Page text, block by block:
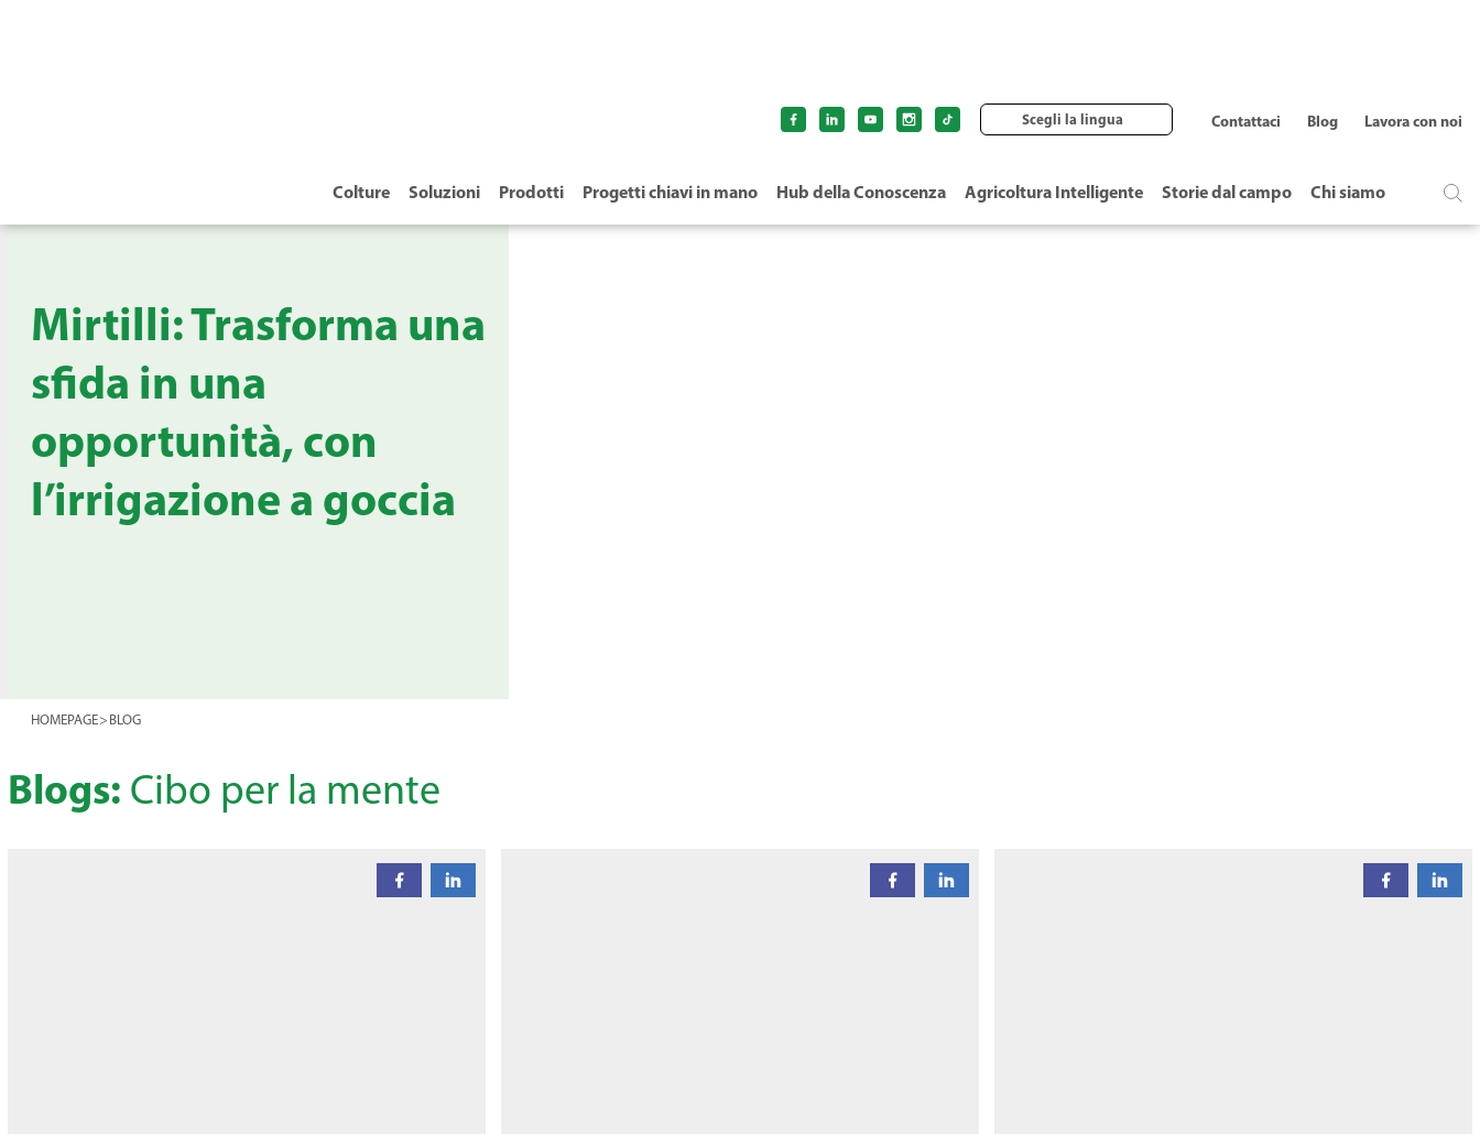
Colture Soluzioni Prodotti Progetti chiavi in mano Hub della Conoscenza Agricoltura Intelligente Storie dal campo Chi siamo
Contattaci Blog Lavora con noi
Scegli la lingua
Mirtilli: Trasforma una
sfida in una
opportunità, con
l’irrigazione a goccia
HOMEPAGE> BLOG
Blogs: Cibo per la mente